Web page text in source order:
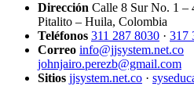
Dirección Calle 8 Sur No. 1 –
Pitalito – Huila, Colombia
Teléfonos 311 287 8030 · 317
Correo info@jjsystem.net.co
johnjairo.perezb@gmail.com
Sitios jjsystem.net.co ·